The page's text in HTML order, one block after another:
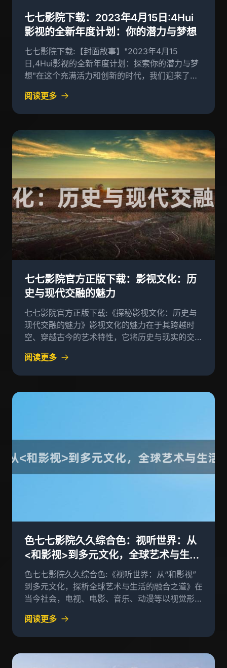
七七影院下载：2023年4月15日:4Hui
影视的全新年度计划：你的潜力与梦想
七七影院下载:【封面故事】"2023年4月15
日,4Hui影视的全新年度计划：探索你的潜力与梦
想"在这个充满活力和创新的时代，我们迎来了更
阅读更多
七七影院官方正版下载：影视文化：历
史与现代交融的魅力
七七影院官方正版下载:《探秘影视文化：历史与
现代交融的魅力》影视文化的魅力在于其跨越时
空、穿越古今的艺术特性，它将历史与现实的交
阅读更多
色七七影院久久综合色：视听世界：从
<和影视>到多元文化，全球艺术与生活
的融合之道
色七七影院久久综合色:《视听世界：从“和影视”
到多元文化，探析全球艺术与生活的融合之道》在
当今社会，电视、电影、音乐、动漫等以视觉形式
可或缺的组成部分
阅读更多